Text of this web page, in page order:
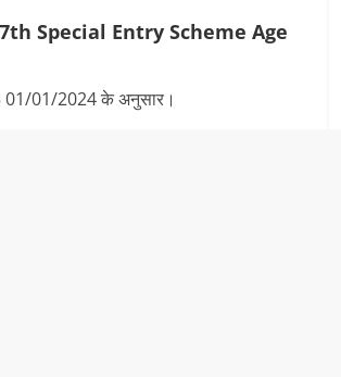
Special Entry SchemeAge
01/01/2024 के अनुसार।